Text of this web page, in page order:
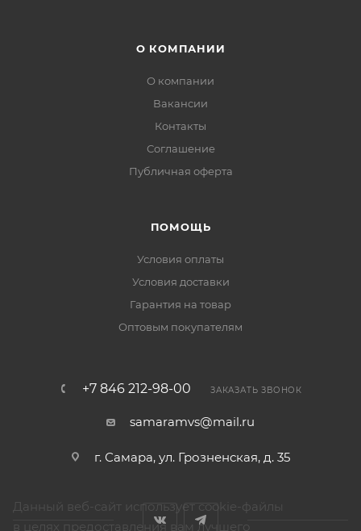
О КОМПАНИИ
О компании
Вакансии
Контакты
Соглашение
Публичная оферта
ПОМОЩЬ
Условия оплаты
Условия доставки
Гарантия на товар
Оптовым покупателям
+7 846 212-98-00 ЗАКАЗАТЬ ЗВОНОК
samaramvs@mail.ru
г. Самара, ул. Грозненская, д. 35
Данный веб-сайт использует cookie-файлы
в целях предоставления вам лучшего